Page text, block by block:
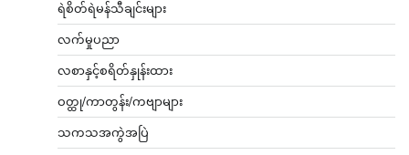
ရဲစိတ်ရဲမန်သီချင်းများ
လက်မှုပညာ
လစာနှင့်စရိတ်နှုန်းထား
ဝတ္ထု/ကာတွန်း/ကဗျာများ
သကသအကွဲအပြဲ